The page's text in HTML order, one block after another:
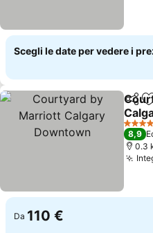
Scegli le date per vedere i
4 Stelle
8,9
0.3
Da 110 €